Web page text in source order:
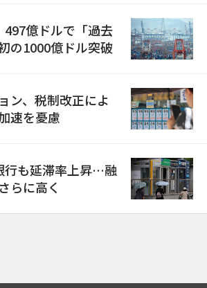
億ドルで「過去
の1000億ドル突破
ン、税制改正によ
速を憂慮
行も延滞率上昇…融
らに高く